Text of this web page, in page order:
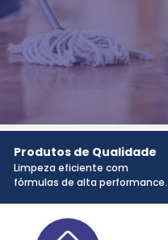
Produtos de Qualidade
Limpeza eficiente com
fórmulas de alta performance.